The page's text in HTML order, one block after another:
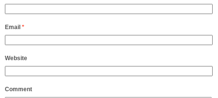
Email *
Website
Comment